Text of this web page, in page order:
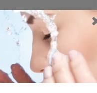
Huidverzorging Mannen